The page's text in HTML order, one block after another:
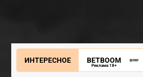
ИНТЕРЕСНОЕ BETBOOM
Реклама 18+